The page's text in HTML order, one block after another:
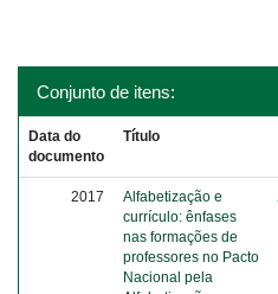
Conjunto de itens:
Data do
documento
Título
2017
Alfabetização e
currículo: ênfases
nas formações de
professores no Pacto
Nacional pela